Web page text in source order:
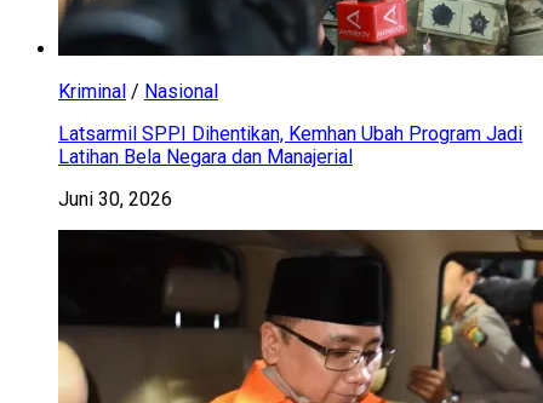
Kriminal / Nasional
Latsarmil SPPI Dihentikan, Kemhan Ubah Program Jadi
Latihan Bela Negara dan Manajerial
Juni 30, 2026